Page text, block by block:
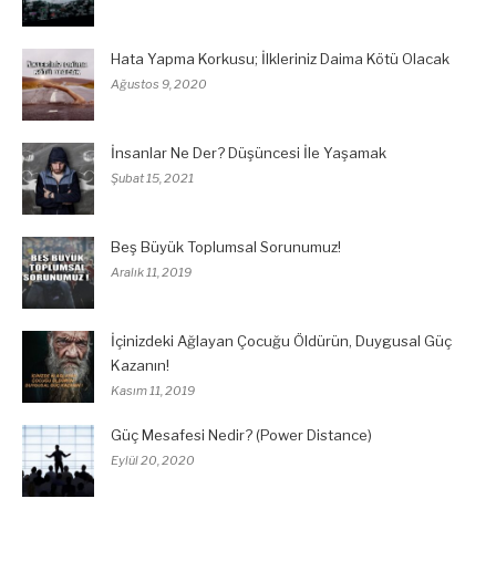
Hata Yapma Korkusu; İlkleriniz Daima Kötü Olacak
Ağustos 9, 2020
İnsanlar Ne Der? Düşüncesi İle Yaşamak
Şubat 15, 2021
Beş Büyük Toplumsal Sorunumuz!
Aralık 11, 2019
İçinizdeki Ağlayan Çocuğu Öldürün, Duygusal Güç
Kazanın!
Kasım 11, 2019
Güç Mesafesi Nedir? (Power Distance)
Eylül 20, 2020